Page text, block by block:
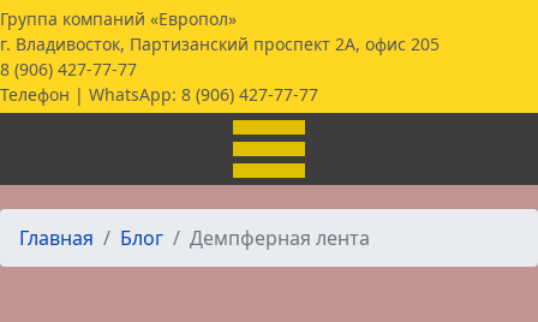
Группа компаний «Европол»
г. Владивосток, Партизанский проспект 2А, офис 205
8 (906) 427-77-77
Телефон | WhatsApp: 8 (906) 427-77-77
Главная Блог Демпферная лента